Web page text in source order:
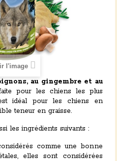
l'image
au gingembre et au
pour les chiens les plus
idéal pour les chiens en
teneur en graisse.
les ingrédients suivants :
comme une bonne
elles sont considérées